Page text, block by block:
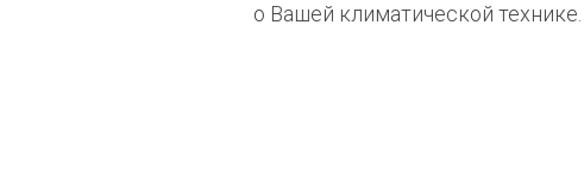
о Вашей климатической технике.